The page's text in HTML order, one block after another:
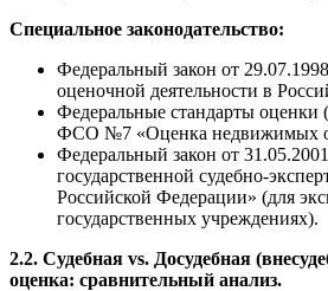
Специальное законодательство:
Федеральный закон от
оценочной деятельности в
Федеральные стандарты
ФСО №7 «Оценка недвижимых
Федеральный закон от
государственной судебно-
Российской Федерации» (для
государственных учреждениях).
2.2. Судебная vs. Досудебная
оценка: сравнительный анализ.